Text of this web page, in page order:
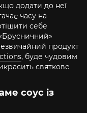
додати до неї
часу на
себе
продукт
, буде чудовим
святкове
соус із